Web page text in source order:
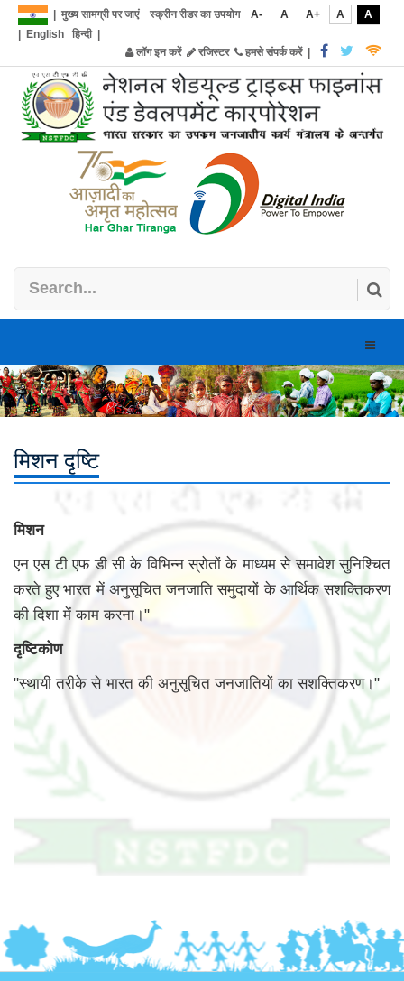
मुख्य सामग्री पर जाएं स्क्रीन रीडर का उपयोग A- A A+ A
A
English हिन्दी|
लॉग इन करें
रजिस्टर हमसे संपर्क करें|
Toggle
मिशन दृष्टि
मिशन
एन एस टी एफ डी सी के विभिन्न स्रोतों के माध्यम से समावेश सुनिश्चित
करते हुए भारत में अनुसूचित जनजाति समुदायों के आर्थिक सशक्तिकरण
की दिशा में काम करना।"
दृष्टिकोण
"स्थायी तरीके से भारत की अनुसूचित जनजातियों का सशक्तिकरण।"